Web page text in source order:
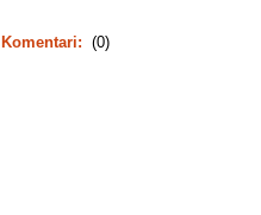
Komentari: (0)